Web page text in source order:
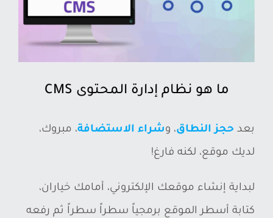
ر
ة
ك
ما هو نظام إدارة المحتوى CMS
بعد حجز النطاق، وشراء الاستضافة، مبروك،
لديك موقع، لكنه فارغ!
لبداية إنشاء موقعك الإلكتروني، أمامك خياران،
كتابة أسطر الموقع برمجياً سطراً سطراً ثم رفعه